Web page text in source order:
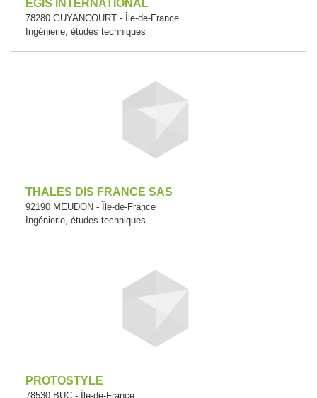
EGIS INTERNATIONAL
78280 GUYANCOURT - Île-de-France
Ingénierie, études techniques
THALES DIS FRANCE SAS
92190 MEUDON - Île-de-France
Ingénierie, études techniques
PROTOSTYLE
78530 BUC - Île-de-France